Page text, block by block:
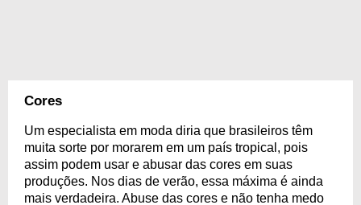
Cores
Um especialista em moda diria que brasileiros têm
muita sorte por morarem em um país tropical, pois
assim podem usar e abusar das cores em suas
produções. Nos dias de verão, essa máxima é ainda
mais verdadeira. Abuse das cores e não tenha medo